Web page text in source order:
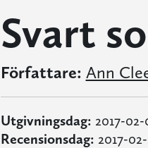
Svart
Författare: Ann
Utgivningsdag: 2017-02-
Recensionsdag: 2017-